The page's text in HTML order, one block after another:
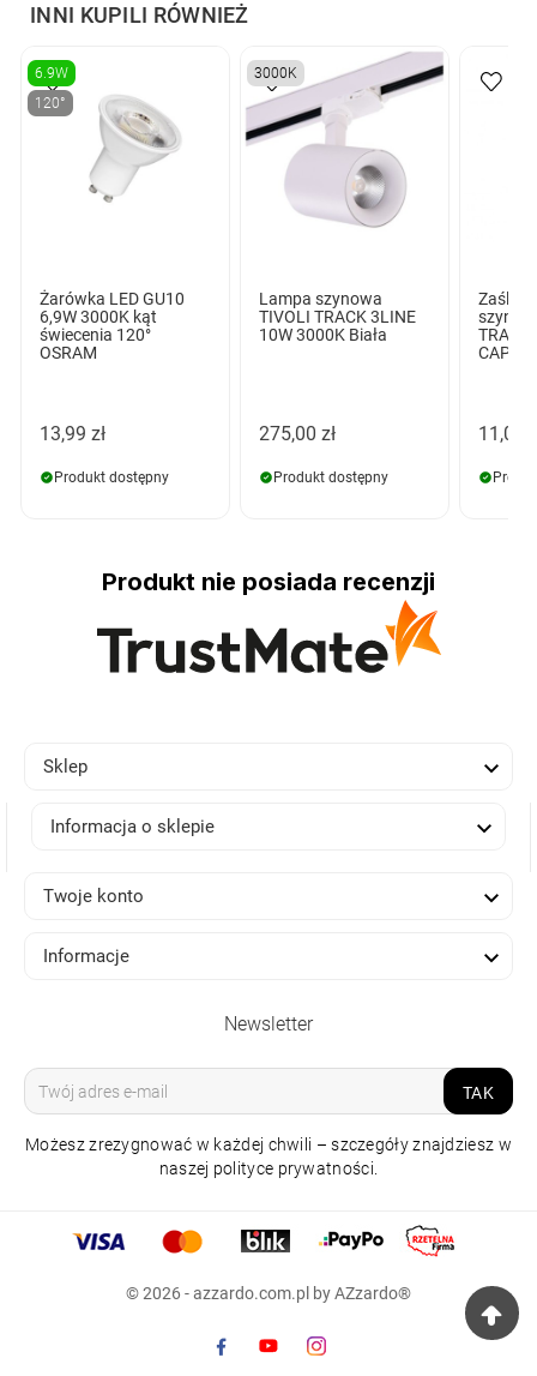
INNI KUPILI RÓWNIEŻ
6.9W
120°
Żarówka LED GU10
6,9W 3000K kąt
świecenia 120°
OSRAM
13,99 zł
Produkt dostępny
3000K
Lampa szynowa
TIVOLI TRACK 3LINE
10W 3000K Biała
275,00 zł
Produkt dostępny
TRACK
CAP
11,00
Produkt nie posiada recenzji
KOŃCOWY TRACK
3LINE END POWER
Sklep 
Informacja o sklepie 
Twoje konto 
Informacje 
Newsletter
TAK
Możesz zrezygnować w każdej chwili – szczegóły znajdziesz w
naszej polityce prywatności.
© 2026 - azzardo.com.pl by AZzardo®